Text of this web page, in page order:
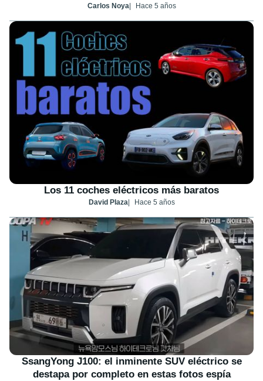
Carlos Noya Hace 5 años
Los 11 coches eléctricos más baratos
David Plaza Hace 5 años
SsangYong J100: el inminente SUV eléctrico se
destapa por completo en estas fotos espía